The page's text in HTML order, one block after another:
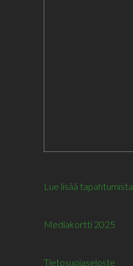
Lue lisää tapahtumista
Mediakortti 2025
Tietosuojaseloste